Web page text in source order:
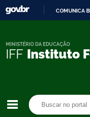
COMUNICA
IFF Instituto
MINISTÉRIO DA EDUCAÇÃO